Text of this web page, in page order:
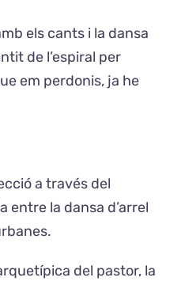
els cants i la dansa
de l’espiral per
em perdonis, ja he
a través del
entre la dansa d’arrel
del pastor, la